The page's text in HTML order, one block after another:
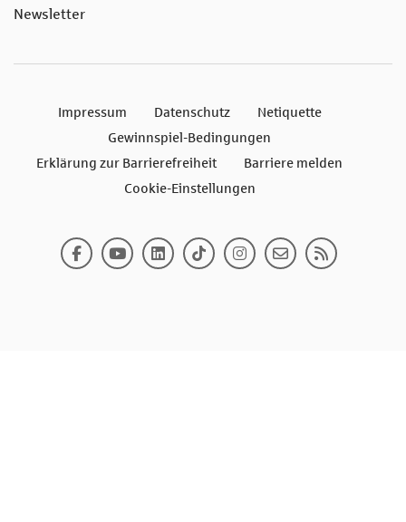
Newsletter
Impressum Datenschutz
Netiquette
Gewinnspiel-Bedingungen
Erklärung zur Barrierefreiheit
Barriere melden
Cookie-Einstellungen